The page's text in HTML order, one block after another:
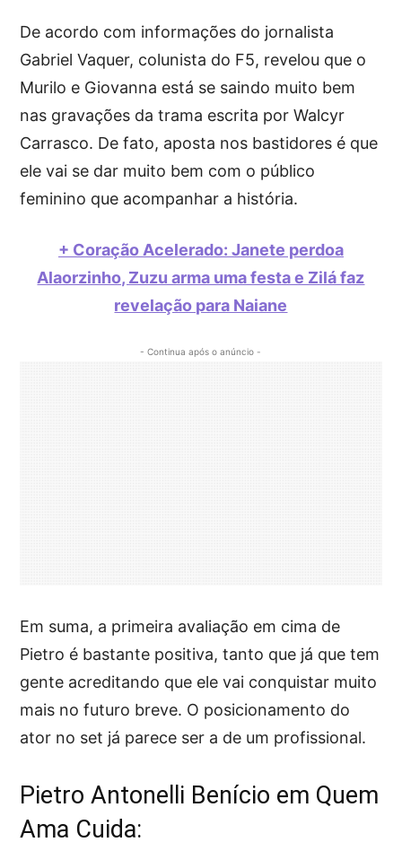
De acordo com informações do jornalista
Gabriel Vaquer, colunista do F5, revelou que o
Murilo e Giovanna está se saindo muito bem
nas gravações da trama escrita por Walcyr
Carrasco. De fato, aposta nos bastidores é que
ele vai se dar muito bem com o público
feminino que acompanhar a história.
+ Coração Acelerado: Janete perdoa
Alaorzinho, Zuzu arma uma festa e Zilá faz
revelação para Naiane
- Continua após o anúncio -
Em suma, a primeira avaliação em cima de
Pietro é bastante positiva, tanto que já que tem
gente acreditando que ele vai conquistar muito
mais no futuro breve. O posicionamento do
ator no set já parece ser a de um profissional.
Pietro Antonelli Benício em Quem
Ama Cuida: